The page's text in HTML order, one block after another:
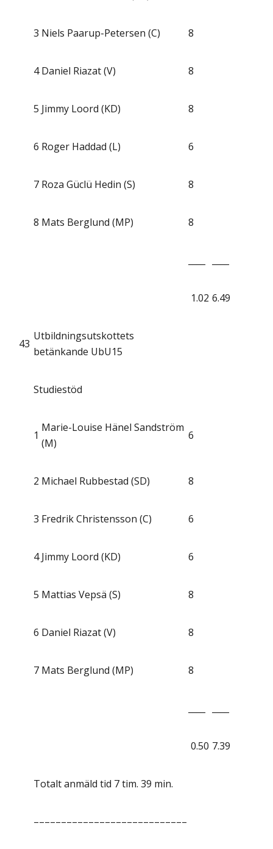
3 Niels Paarup-Petersen (C) 8
4 Daniel Riazat (V) 8
5 Jimmy Loord (KD) 8
6 Roger Haddad (L) 6
7 Roza Güclü Hedin (S) 8
8 Mats Berglund (MP) 8
1.02 6.49
43
Utbildningsutskottets
betänkande UbU15
Studiestöd
1
Marie-Louise Hänel Sandström
(M)
6
2 Michael Rubbestad (SD) 8
3 Fredrik Christensson (C) 6
4 Jimmy Loord (KD) 6
5 Mattias Vepsä (S) 8
6 Daniel Riazat (V) 8
7 Mats Berglund (MP) 8
0.50 7.39
Totalt anmäld tid 7 tim. 39 min.
––––––––––––––––––––––––––––